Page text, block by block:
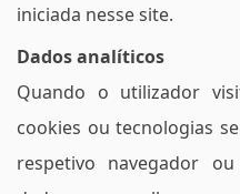
iniciada nesse site.
Dados analíticos
Quando o utilizador
cookies ou tecnologias
respetivo navegador